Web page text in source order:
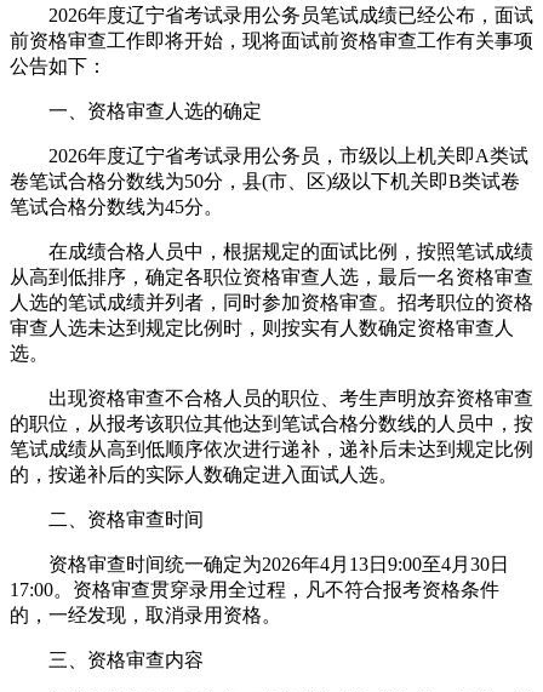
2026年度辽宁省考试录用公务员笔试成绩已经公布，面试
前资格审查工作即将开始，现将面试前资格审查工作有关事项
公告如下：
一、资格审查人选的确定
2026年度辽宁省考试录用公务员，市级以上机关即A类试
卷笔试合格分数线为50分，县(市、区)级以下机关即B类试卷
笔试合格分数线为45分。
在成绩合格人员中，根据规定的面试比例，按照笔试成绩
从高到低排序，确定各职位资格审查人选，最后一名资格审查
人选的笔试成绩并列者，同时参加资格审查。招考职位的资格
审查人选未达到规定比例时，则按实有人数确定资格审查人
选。
出现资格审查不合格人员的职位、考生声明放弃资格审查
的职位，从报考该职位其他达到笔试合格分数线的人员中，按
笔试成绩从高到低顺序依次进行递补，递补后未达到规定比例
的，按递补后的实际人数确定进入面试人选。
二、资格审查时间
资格审查时间统一确定为2026年4月13日9:00至4月30日
17:00。资格审查贯穿录用全过程，凡不符合报考资格条件
的，一经发现，取消录用资格。
三、资格审查内容